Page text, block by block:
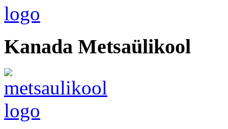
Kanada Metsaülikool